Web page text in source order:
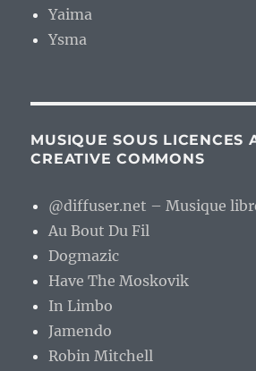
Yaima
Ysma
MUSIQUE SOUS LICENCES
CREATIVE COMMONS
@diffuser.net – Musique
Au Bout Du Fil
Dogmazic
Have The Moskovik
In Limbo
Jamendo
Robin Mitchell